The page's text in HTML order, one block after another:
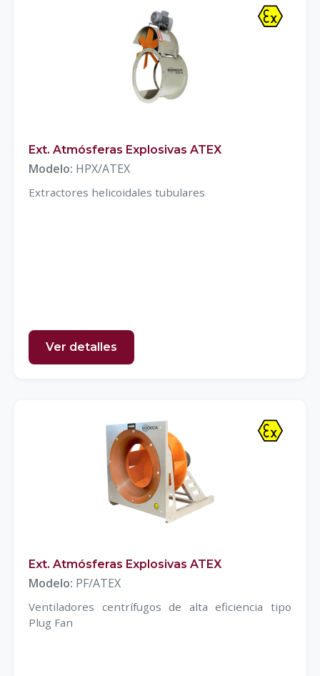
Ext. Atmósferas Explosivas ATEX
Modelo: HPX/ATEX
Extractores helicoidales tubulares
Ver detalles
Ext. Atmósferas Explosivas ATEX
Modelo: PF/ATEX
Ventiladores centrífugos de alta eficiencia tipo
Plug Fan